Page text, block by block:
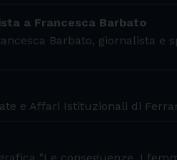
a Francesca Barbato
Barbato, giornalista e
e Affari Istituzionali di